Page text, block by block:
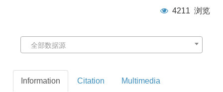
4211 浏览
全部数据源
Information Citation Multimedia